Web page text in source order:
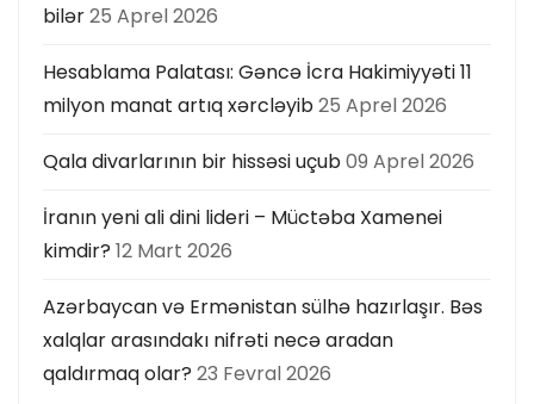
bilər25 Aprel 2026
Hesablama Palatası: Gəncə İcra Hakimiyyəti 11
milyon manat artıq xərcləyib25 Aprel 2026
Qala divarlarının bir hissəsi uçub09 Aprel 2026
İranın yeni ali dini lideri – Müctəba Xamenei
kimdir? 12 Mart 2026
Azərbaycan və Ermənistan sülhə hazırlaşır. Bəs
xalqlar arasındakı nifrəti necə aradan
qaldırmaq olar? 23 Fevral 2026